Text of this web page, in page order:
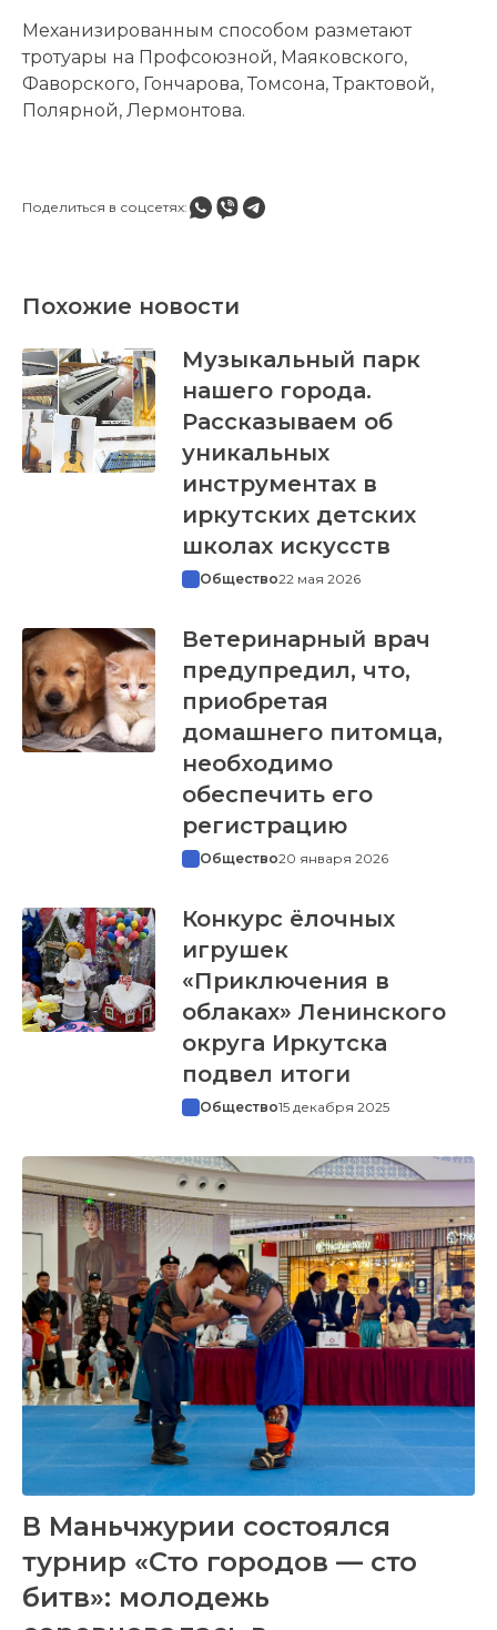
Механизированным способом разметают
тротуары на Профсоюзной, Маяковского,
Фаворского, Гончарова, Томсона, Трактовой,
Полярной, Лермонтова.
Поделиться в соцсетях:
Похожие новости
Музыкальный парк
нашего города.
Рассказываем об
уникальных
инструментах в
иркутских детских
школах искусств
Общество22 мая 2026
Ветеринарный врач
предупредил, что,
приобретая
домашнего питомца,
необходимо
обеспечить его
регистрацию
Общество20 января 2026
Конкурс ёлочных
игрушек
«Приключения в
облаках» Ленинского
округа Иркутска
подвел итоги
Общество15 декабря 2025
В Маньчжурии состоялся
турнир «Сто городов — сто
битв»: молодежь